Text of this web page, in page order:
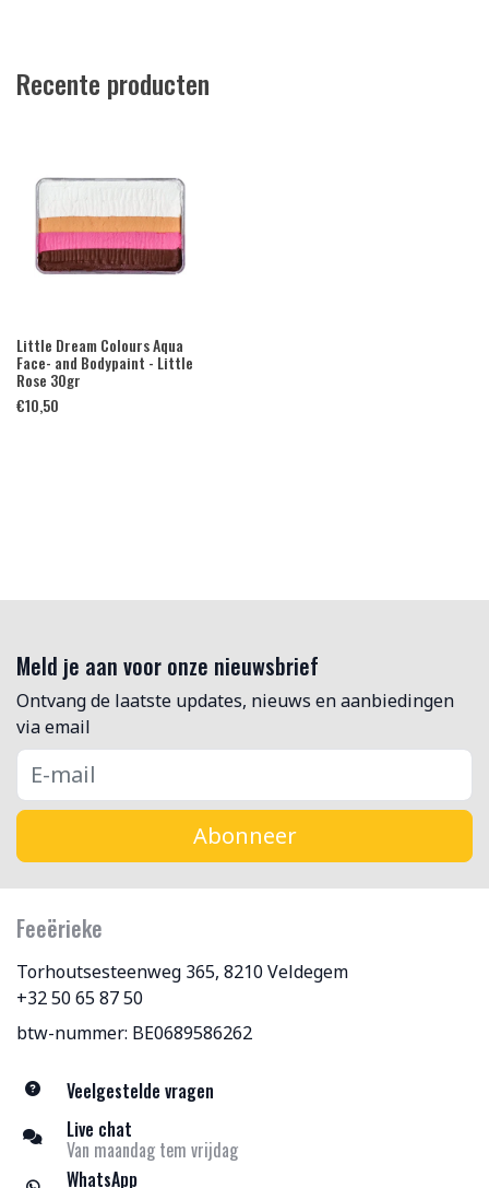
Recente producten
Little Dream Colours Aqua
Face- and Bodypaint - Little
Rose 30gr
€10,50
Meld je aan voor onze nieuwsbrief
Ontvang de laatste updates, nieuws en aanbiedingen
via email
Abonneer
Feeërieke
Torhoutsesteenweg 365, 8210 Veldegem
+32 50 65 87 50
btw-nummer: BE0689586262
Veelgestelde vragen
Live chat
Van maandag tem vrijdag
WhatsApp